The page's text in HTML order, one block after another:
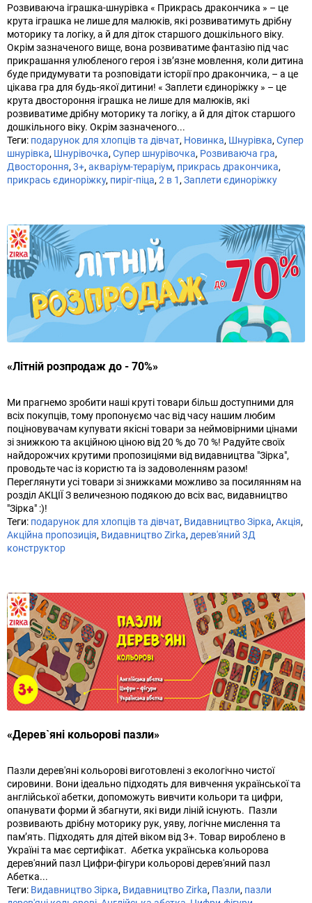
Розвиваюча іграшка-шнурівка « Прикрась дракончика » – це
крута іграшка не лише для малюків, які розвиватимуть дрібну
моторику та логіку, а й для діток старшого дошкільного віку.
Окрім зазначеного вище, вона розвиватиме фантазію під час
прикрашання улюбленого героя і зв’язне мовлення, коли дитина
буде придумувати та розповідати історії про дракончика, – а це
цікава гра для будь-якої дитини! « Заплети єдиноріжку » – це
крута двостороння іграшка не лише для малюків, які
розвиватиме дрібну моторику та логіку, а й для діток старшого
дошкільного віку. Окрім зазначеного...
Теги: подарунок для хлопців та дівчат, Новинка, Шнурівка,Супер
шнурівка, Шнурівочка,Супер шнурівочка, Розвиваюча гра,
Двостороння,3+,акваріум-тераріум, прикрась дракончика,
прикрась єдиноріжку, пиріг-піца,2 в 1,Заплети єдиноріжку
«Літній розпродаж до - 70%»
Ми прагнемо зробити наші круті товари більш доступними для
всіх покупців, тому пропонуємо час від часу нашим любим
поціновувачам купувати якісні товари за неймовірними цінами
зі знижкою та акційною ціною від 20 % до 70 %! Радуйте своїх
найдорожчих крутими пропозиціями від видавництва "Зірка",
проводьте час із користю та із задоволенням разом!
Переглянути усі товари зі знижками можливо за посилянням на
розділ АКЦІЇ З величезною подякою до всіх вас, видавництво
"Зірка" :)!
Теги: подарунок для хлопців та дівчат, Видавництво Зірка,Акція,
Акційна пропозиція, Видавництво Zirka,дерев'яний 3Д
конструктор
«Дерев`яні кольорові пазли»
Пазли дерев'яні кольорові виготовлені з екологічно чистої
сировини. Вони ідеально підходять для вивчення української та
англійської абетки, допоможуть вивчити кольори та цифри,
опанувати форми й збагнути, які види ліній існують. Пазли
розвивають дрібну моторику рук, уяву, логічне мислення та
пам’ять. Підходять для дітей віком від 3+. Товар вироблено в
Україні та має сертифікат. Абетка українська кольорова
дерев'яний пазл Цифри-фігури кольорові дерев'яний пазл
Абетка...
Теги: Видавництво Зірка, Видавництво Zirka, Пазли, пазли